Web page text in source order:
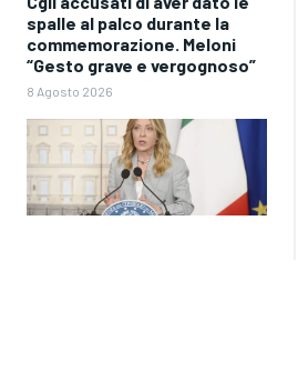
spalle al palco durante la
commemorazione. Meloni
“Gesto grave e vergognoso”
8 Agosto 2026